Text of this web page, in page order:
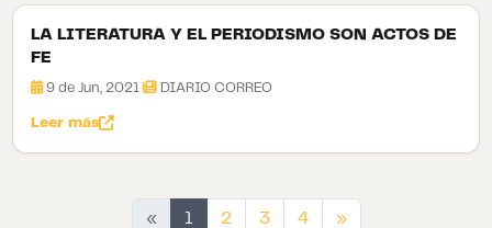
LA LITERATURA Y EL PERIODISMO SON ACTOS DE
FE
9 de Jun, 2021 DIARIO CORREO
Leer más
« 2 3 4 »Siguiente